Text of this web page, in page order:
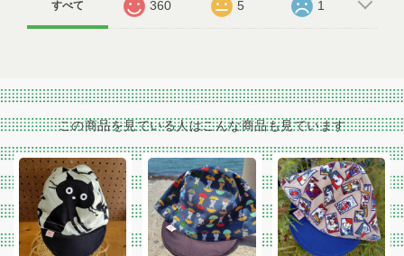
すべて 360 5 1
この商品を見ている人はこんな商品も見ています